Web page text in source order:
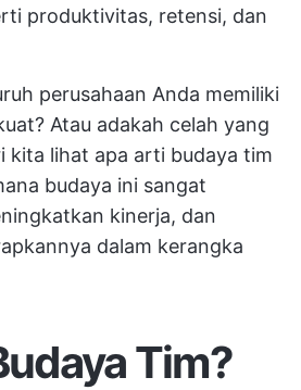
produktivitas, retensi, dan
perusahaan Anda memiliki
Atau adakah celah yang
kita lihat apa arti budaya tim
budaya ini sangat
kinerja, dan
dalam kerangka
Tim?